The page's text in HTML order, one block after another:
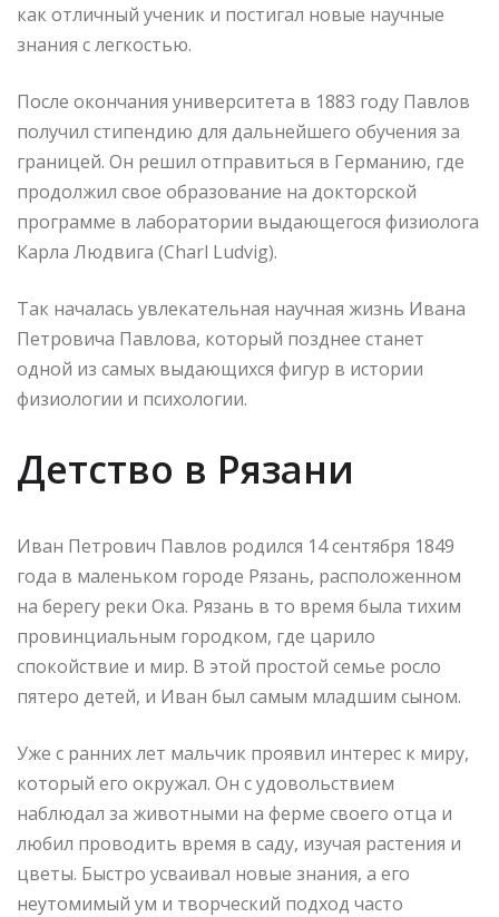
как отличный ученик и постигал новые научные
знания с легкостью.
После окончания университета в 1883 году Павлов
получил стипендию для дальнейшего обучения за
границей. Он решил отправиться в Германию, где
продолжил свое образование на докторской
программе в лаборатории выдающегося физиолога
Карла Людвига (Charl Ludvig).
Так началась увлекательная научная жизнь Ивана
Петровича Павлова, который позднее станет
одной из самых выдающихся фигур в истории
физиологии и психологии.
Детство в Рязани
Иван Петрович Павлов родился 14 сентября 1849
года в маленьком городе Рязань, расположенном
на берегу реки Ока. Рязань в то время была тихим
провинциальным городком, где царило
спокойствие и мир. В этой простой семье росло
пятеро детей, и Иван был самым младшим сыном.
Уже с ранних лет мальчик проявил интерес к миру,
который его окружал. Он с удовольствием
наблюдал за животными на ферме своего отца и
любил проводить время в саду, изучая растения и
цветы. Быстро усваивал новые знания, а его
неутомимый ум и творческий подход часто